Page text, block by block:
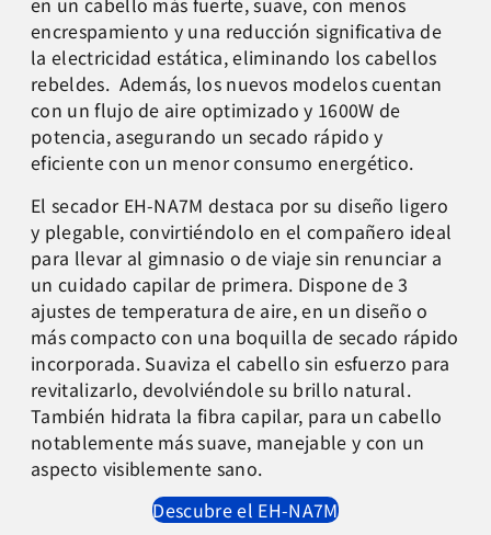
encrespamiento y una reducción significativa de
la electricidad estática, eliminando los cabellos
rebeldes. Además, los nuevos modelos cuentan
con un flujo de aire optimizado y 1600W de
potencia, asegurando un secado rápido y
eficiente con un menor consumo energético.
El secador EH-NA7M destaca por su diseño ligero
y plegable, convirtiéndolo en el compañero ideal
para llevar al gimnasio o de viaje sin renunciar a
un cuidado capilar de primera. Dispone de 3
ajustes de temperatura de aire, en un diseño o
más compacto con una boquilla de secado rápido
incorporada. Suaviza el cabello sin esfuerzo para
revitalizarlo, devolviéndole su brillo natural.
También hidrata la fibra capilar, para un cabello
notablemente más suave, manejable y con un
aspecto visiblemente sano.
Descubre el EH-NA7M